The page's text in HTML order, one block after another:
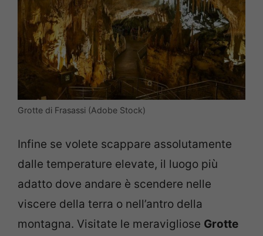
Grotte di Frasassi (Adobe Stock)
Infine se volete scappare assolutamente
dalle temperature elevate, il luogo più
adatto dove andare è scendere nelle
viscere della terra o nell’antro della
montagna. Visitate le meravigliose Grotte